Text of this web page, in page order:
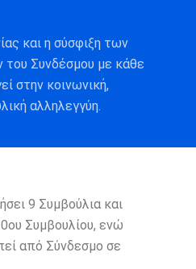
και η σύσφιξη των
Συνδέσμου με κάθε
στην κοινωνική,
αλληλεγγύη.
9 Συμβούλια και
Συμβουλίου, ενώ
από Σύνδεσμο σε